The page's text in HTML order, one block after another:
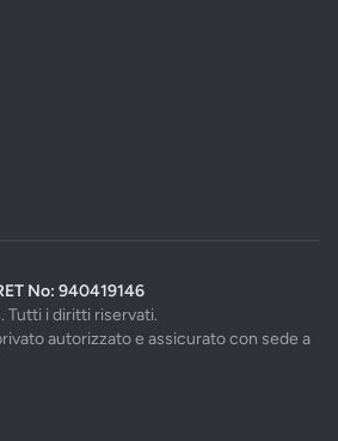
No: 940419146
Tutti i diritti riservati.
autorizzato e assicurato con sede a